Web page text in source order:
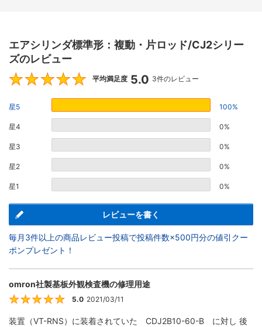
エアシリンダ標準形：複動・片ロッド/CJ2シリー
ズのレビュー
5
平均満足度 5.0 3件のレビュー
星5 100%
星4 0%
星3 0%
星2 0%
星1 0%
レビューを書く
毎月3件以上の商品レビュー投稿で投稿件数×500円分の値引クー
ポンプレゼント！
omron社製基板外観検査機の修理用途
5.0 2021/03/11
装置（VT-RNS）に装着されていた CDJ2B10-60-B に対し 後